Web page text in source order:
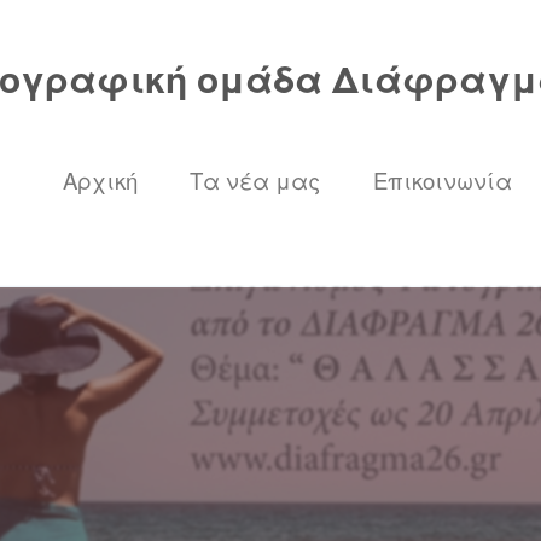
ομάδα
Αρχική Τα νέα μας Επικοινωνία